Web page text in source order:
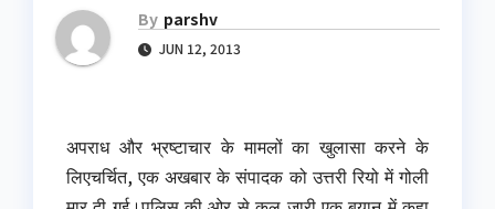
By parshv
JUN 12, 2013
अपराध और भ्रष्टाचार के मामलों का खुलासा करने के
लिएचर्चित, एक अखबार के संपादक को उत्तरी रियो में गोली